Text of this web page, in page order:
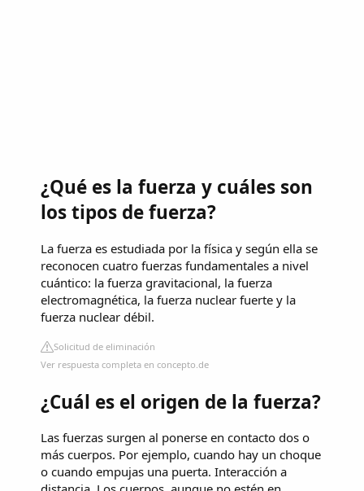
¿Qué es la fuerza y cuáles son
los tipos de fuerza?
La fuerza es estudiada por la física y según ella se
reconocen cuatro fuerzas fundamentales a nivel
cuántico: la fuerza gravitacional, la fuerza
electromagnética, la fuerza nuclear fuerte y la
fuerza nuclear débil.
Solicitud de eliminación
Ver respuesta completa en concepto.de
¿Cuál es el origen de la fuerza?
Las fuerzas surgen al ponerse en contacto dos o
más cuerpos. Por ejemplo, cuando hay un choque
o cuando empujas una puerta. Interacción a